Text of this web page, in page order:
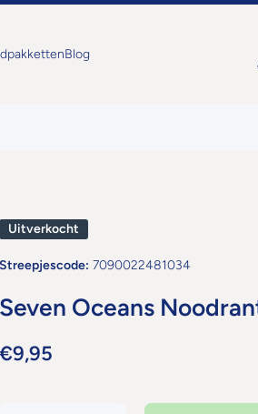
Blog
Uitverkocht
Streepjescode: 7090022481034
Seven Oceans
€9,95